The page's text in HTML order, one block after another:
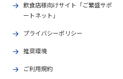
飲食店様向けサイト「ご繁盛サポ
ートネット」
プライバシーポリシー
推奨環境
ご利用規約